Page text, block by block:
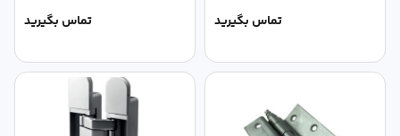
تماس بگیرید تماس بگیرید